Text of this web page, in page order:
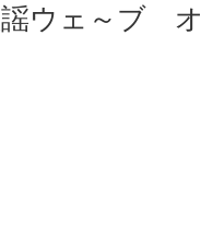
謡ウェ～ブ オ